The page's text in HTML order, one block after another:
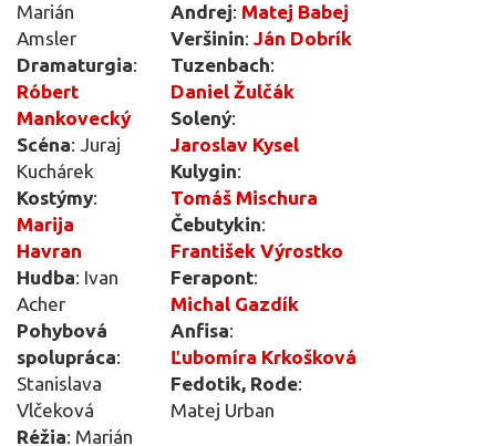
Marián
Amsler
Dramaturgia:
Róbert
Mankovecký
Scéna: Juraj
Kuchárek
Kostýmy:
Marija
Havran
Hudba: Ivan
Acher
Pohybová
spolupráca:
Stanislava
Vlčeková
Réžia: Marián
Andrej: Matej Babej
Veršinin: Ján Dobrík
Tuzenbach:
Daniel Žulčák
Solený:
Jaroslav Kysel
Kulygin:
Tomáš Mischura
Čebutykin:
František Výrostko
Ferapont:
Michal Gazdík
Anfisa:
Ľubomíra Krkošková
Fedotik, Rode:
Matej Urban